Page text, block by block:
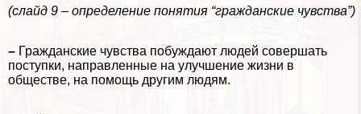
(слайд 9 – определение понятия “гражданские чувства”)
– Гражданские чувства побуждают людей совершать
поступки, направленные на улучшение жизни в
обществе, на помощь другим людям.